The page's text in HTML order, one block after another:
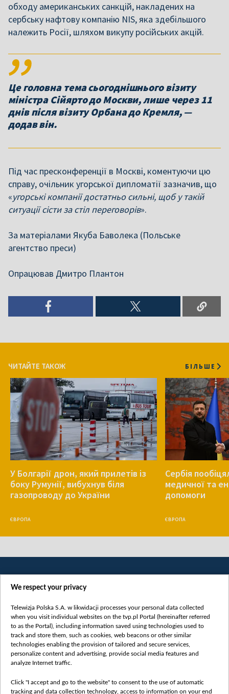
обходу американських санкцій, накладених на
сербську нафтову компанію NIS, яка здебільшого
належить Росії, шляхом викупу російських акцій.
Це головна тема сьогоднішнього візиту
міністра Сійярто до Москви, лише через 11
днів після візиту Орбана до Кремля, —
додав він.
Під час пресконференції в Москві, коментуючи цю
справу, очільник угорської дипломатії зазначив, що
«угорські компанії достатньо сильні, щоб у такій
ситуації сісти за стіл переговорів».
За матеріалами Якуба Баволека (Польське
агентство преси)
Опрацював Дмитро Плантон
ЧИТАЙТЕ ТАКОЖ БІЛЬШЕ
У Болгарії дрон, який прилетів із
боку Румунії, вибухнув біля
газопроводу до України
ЄВРОПА
Сербія
медичної та
допомоги
ЄВРОПА
Категорії
Новини
Докладно
We respect your privacy
Telewizja Polska S.A. w likwidacji processes your personal data collected
when you visit individual websites on the tvp.pl Portal (hereinafter referred
to as the Portal), including information saved using technologies used to
track and store them, such as cookies, web beacons or other similar
technologies enabling the provision of tailored and secure services,
personalize content and advertising, provide social media features and
analyze Internet traffic.
Click "I accept and go to the website" to consent to the use of automatic
tracking and data collection technology, access to information on your end